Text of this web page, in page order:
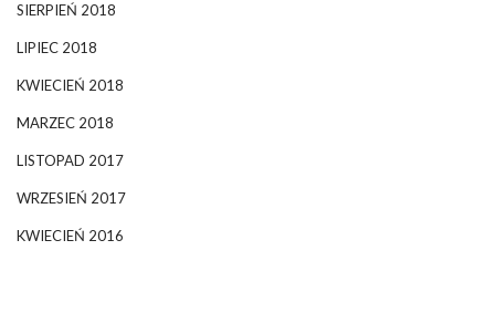
SIERPIEŃ 2018
LIPIEC 2018
KWIECIEŃ 2018
MARZEC 2018
LISTOPAD 2017
WRZESIEŃ 2017
KWIECIEŃ 2016